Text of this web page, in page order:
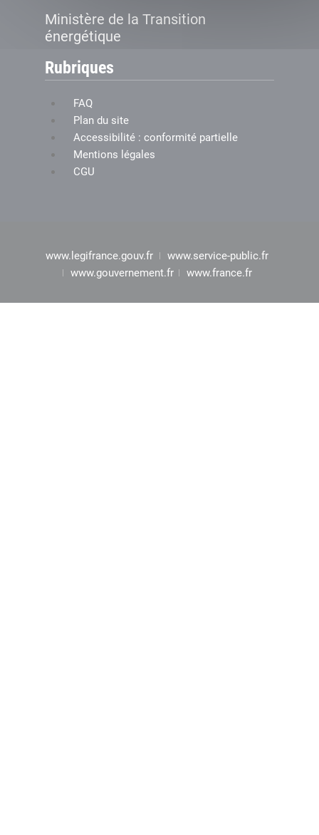
Ministère de la Transition
énergétique
Rubriques
FAQ
Plan du site
Accessibilité : conformité partielle
Mentions légales
CGU
www.legifrance.gouv.fr
www.service-public.fr
www.gouvernement.fr
www.france.fr